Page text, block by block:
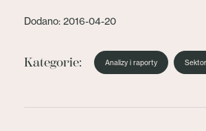
Dodano: 2016-04-20
Kategorie: Analizy i raporty